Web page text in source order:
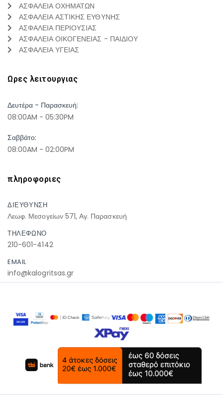
ΑΣΦΑΛΕΙΑ ΟΧΗΜΑΤΩΝ
ΑΣΦΑΛΕΙΑ ΑΣΤΙΚΗΣ ΕΥΘΥΝΗΣ
ΑΣΦΑΛΕΙΑ ΠΕΡΙΟΥΣΙΑΣ
ΑΣΦΑΛΕΙΑ ΟΙΚΟΓΕΝΕΙΑΣ - ΠΑΙΔΙΟΥ
ΑΣΦΑΛΕΙΑ ΥΓΕΙΑΣ
Ωρες λειτουργιας
Δευτέρα - Παρασκευή:
08:00AM - 05:30PM
Σαββάτο:
08:00AM - 02:00PM
πληροφοριες
ΔΙΕΥΘΥΝΣΗ
Λεωφ. Μεσογείων 571, Αγ. Παρασκευή
ΤΗΛΕΦΩΝΟ
210-601-4142
EMAIL
info@kalogritsas.gr